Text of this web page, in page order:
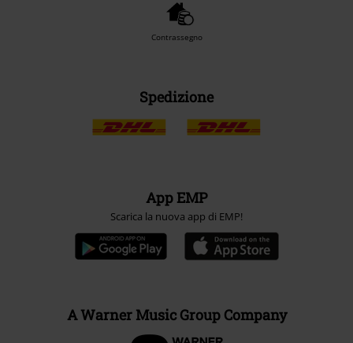
Contrassegno
Spedizione
App EMP
Scarica la nuova app di EMP!
A Warner Music Group Company